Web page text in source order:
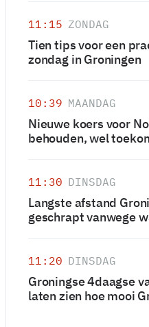
11:15 ZONDAG
Tien tips voor een
zondag in Groningen
10:39 MAANDAG
Nieuwe koers voor
behouden, wel
11:30 DINSDAG
Langste afstand
geschrapt vanwege
11:20 DINSDAG
Groningse 4daagse
laten zien hoe mooi